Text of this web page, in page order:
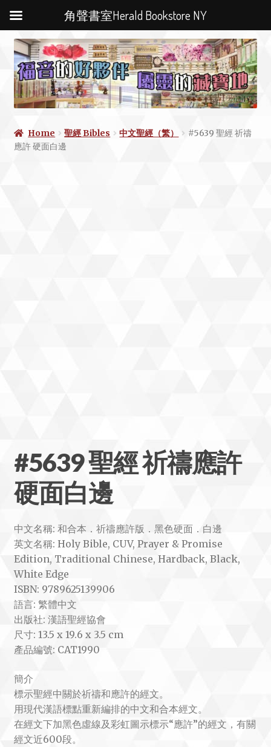
Home 聖經 Bibles 中文聖經（繁）
#5639 聖經 祈禱
應許 硬面白邊
#5639 聖經 祈禱應許
硬面白邊
中文名稱: 和合本．祈禱應許版．黑色硬面．白邊
英文名稱: Holy Bible, CUV, Prayer & Promise
Edition, Traditional Chinese, Hardback, Black,
White Edge
ISBN: 9789625139906
語言: 繁體中文
出版社: 漢語聖經協會
尺寸: 13.5 x 19.6 x 3.5 cm
產品編號: CAT1990
簡介
標示聖經中關於祈禱和應許的經文。
用現代漢語標點重新編排的中文和合本經文。
在經文下加黑色虛線及彩虹圖示標示“應許”的經文，有關
經文近600段。
角聲書室Herald Bookstore NY